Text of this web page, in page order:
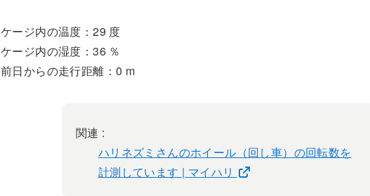
ケージ内の温度：29 度
ケージ内の湿度：36 ％
前日からの走行距離：0 m
関連 :
ハリネズミさんのホイール（回し車）の回転数を
計測しています | マイハリ